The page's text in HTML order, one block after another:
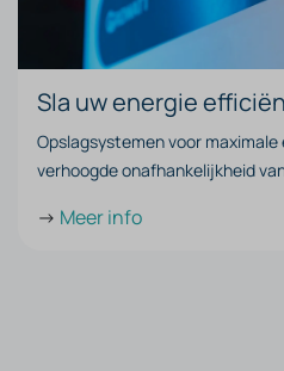
Sla uw energie
Opslagsystemen voor
verhoogde onafhankelijkheid
-> Meer info